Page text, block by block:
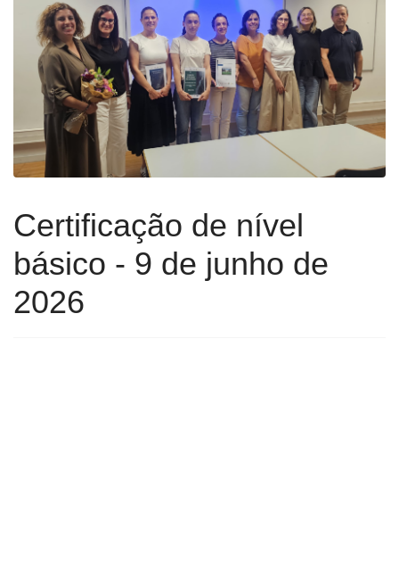
Certificação de nível
básico - 9 de junho de
2026